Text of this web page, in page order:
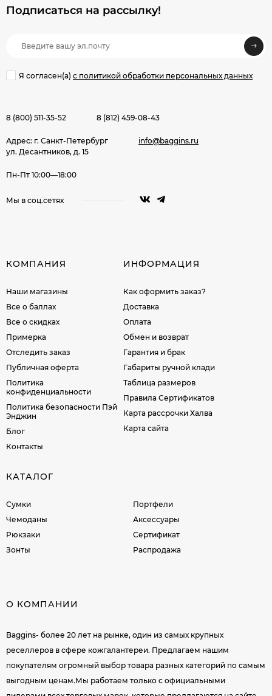
Подписаться на рассылкy!
Я согласен(a) с политикой обработки персональных данных
8 (800) 511-35-52 8 (812) 459-08-43
Адрес: г. Санкт-Петербург
ул. Десантников, д. 15
info@baggins.ru
Пн-Пт 10:00—18:00
Мы в соц.сетях
КОМПАНИЯ
Наши магазины
Все о баллах
Все о скидках
Примерка
Отследить заказ
Публичная оферта
Политика
конфиденциальности
Политика безопасности Пэй
Энджин
Блог
Контакты
ИНФОРМАЦИЯ
Как оформить заказ?
Доставка
Оплата
Обмен и возврат
Гарантия и брак
Габариты ручной клади
Таблица размеров
Правила Сертификатов
Карта рассрочки Халва
Карта сайта
КАТАЛОГ
Сумки
Чемоданы
Рюкзаки
Зонты
Портфели
Аксессуары
Сертификат
Распродажа
О КОМПАНИИ
Baggins- более 20 лет на рынке, один из самых крупных
реселлеров в сфере кожгалантереи. Предлагаем нашим
покупателям огромный выбор товара разных категорий по самым
выгодным ценам.Мы работаем только с официальными